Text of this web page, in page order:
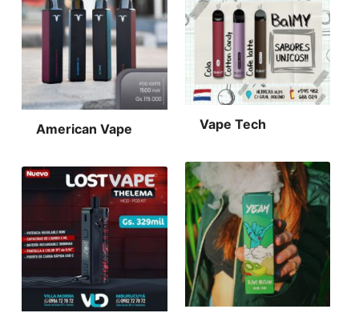
Vape Tech
American Vape